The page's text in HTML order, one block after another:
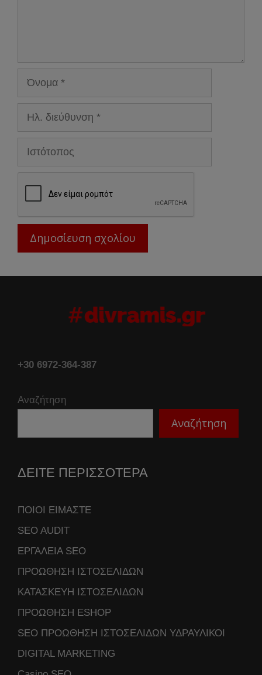
Όνομα
Ηλ.
διεύθυνση
Ιστότοπος
+30 6972-364-387
Αναζήτηση
Αναζήτηση
ΔΕΙΤΕ ΠΕΡΙΣΣΟΤΕΡΑ
ΠΟΙΟΙ ΕΙΜΑΣΤΕ
SEO AUDIT
ΕΡΓΑΛΕΙΑ SEO
ΠΡΟΩΘΗΣΗ ΙΣΤΟΣΕΛΙΔΩΝ
ΚΑΤΑΣΚΕΥΗ ΙΣΤΟΣΕΛΙΔΩΝ
ΠΡΟΩΘΗΣΗ ESHOP
SEO ΠΡΟΩΘΗΣΗ ΙΣΤΟΣΕΛΙΔΩΝ ΥΔΡΑΥΛΙΚΟΙ
DIGITAL MARKETING